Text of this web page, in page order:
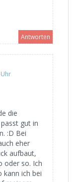
Antworten
die
gut in
:D Bei
eher
aufbaut,
oder so. Ich
kann ich bei